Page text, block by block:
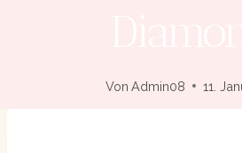
Von Admin08 11.